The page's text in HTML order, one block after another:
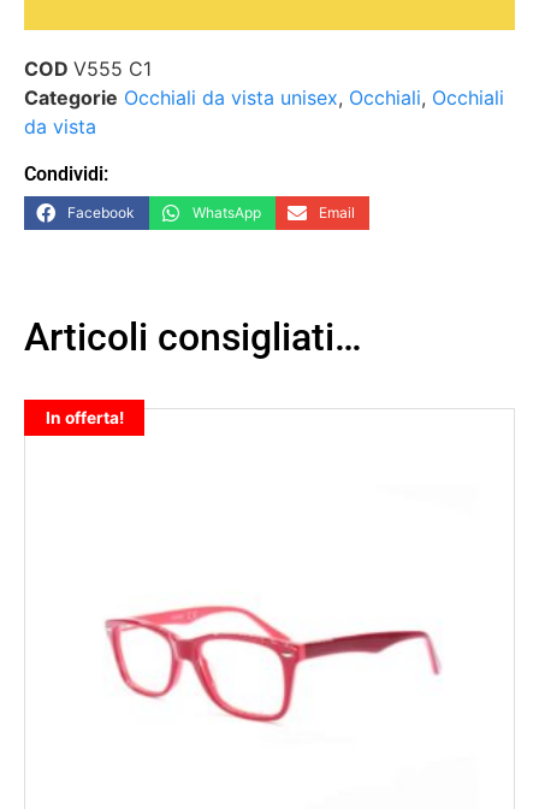
COD V555 C1
Categorie Occhiali da vista unisex, Occhiali, Occhiali
da vista
Condividi:
Facebook WhatsApp Email
Articoli consigliati…
In offerta!